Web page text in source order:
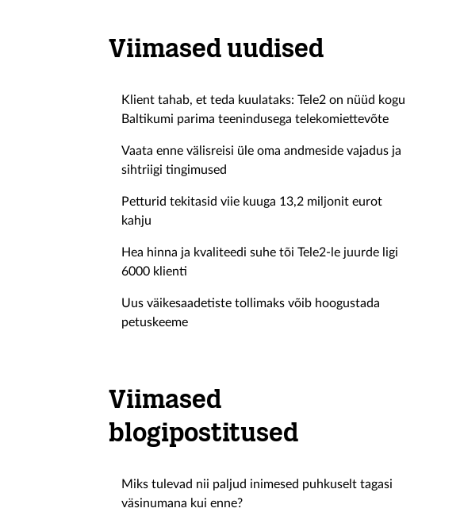
Viimased uudised
Klient tahab, et teda kuulataks: Tele2 on nüüd kogu
Baltikumi parima teenindusega telekomiettevõte
Vaata enne välisreisi üle oma andmeside vajadus ja
sihtriigi tingimused
Petturid tekitasid viie kuuga 13,2 miljonit eurot
kahju
Hea hinna ja kvaliteedi suhe tõi Tele2-le juurde ligi
6000 klienti
Uus väikesaadetiste tollimaks võib hoogustada
petuskeeme
Viimased
blogipostitused
Miks tulevad nii paljud inimesed puhkuselt tagasi
väsinumana kui enne?